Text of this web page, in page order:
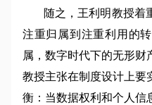
随之，王利明教授着
注重归属到注重利用的
属，数字时代下的无形财
教授主张在制度设计上要
衡：当数据权利和个人信